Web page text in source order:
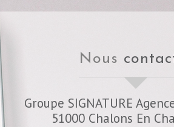
nous
Groupe SIGNATURE
51000 Chalons En